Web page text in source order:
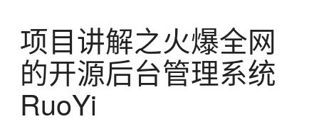
项目讲解之火爆全网
的开源后台管理系统
RuoYi